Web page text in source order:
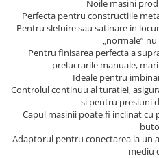
Jachete
Pantaloni
Salopete cu pieptar
îmbrăcăminte pentru damă
Rezistent la flacăra
Vizibilitate înalta hi-vis
Noile masini
Perfecta pentru constructiile
Pentru slefuire sau satinare in
„normale”
Pentru finisarea perfecta a
prelucrarile manuale,
Ideale pentru
Controlul continuu al turatiei,
si pentru presiuni
Capul masinii poate fi inclinat cu
Adaptorul pentru conectarea la un
mediu